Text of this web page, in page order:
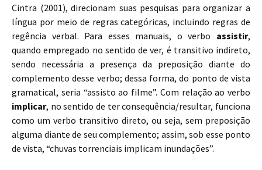
Cintra (2001), direcionam suas pesquisas para organizar a
língua por meio de regras categóricas, incluindo regras de
regência verbal. Para esses manuais, o verbo assistir,
quando empregado no sentido de ver, é transitivo indireto,
sendo necessária a presença da preposição diante do
complemento desse verbo; dessa forma, do ponto de vista
gramatical, seria “assisto ao filme”. Com relação ao verbo
implicar, no sentido de ter consequência/resultar, funciona
como um verbo transitivo direto, ou seja, sem preposição
alguma diante de seu complemento; assim, sob esse ponto
de vista, “chuvas torrenciais implicam inundações”.